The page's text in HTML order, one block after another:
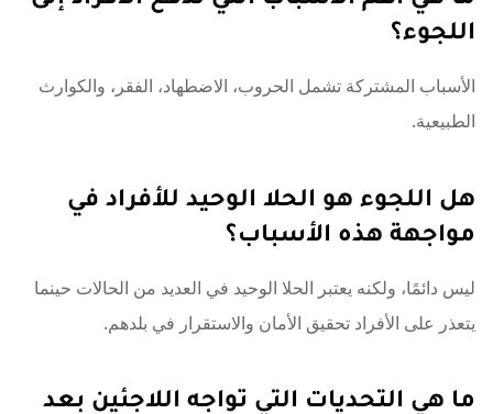
اللجوء؟
الأسباب المشتركة تشمل الحروب، الاضطهاد، الفقر، والكوارث
الطبيعية.
هل اللجوء هو الحلا الوحيد للأفراد في
مواجهة هذه الأسباب؟
ليس دائمًا، ولكنه يعتبر الحلا الوحيد في العديد من الحالات حينما
يتعذر على الأفراد تحقيق الأمان والاستقرار في بلدهم.
ما هي التحديات التي تواجه اللاجئين بعد